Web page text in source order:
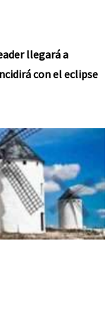
llegará a
con el eclipse